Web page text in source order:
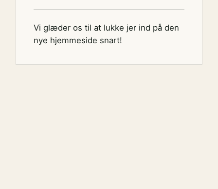
Vi glæder os til at lukke jer ind på den
nye hjemmeside snart!